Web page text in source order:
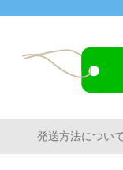
発送方法につい